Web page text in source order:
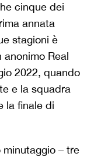
cinque dei
annata
stagioni è
Real
2022, quando
e la squadra
la finale di
– tre